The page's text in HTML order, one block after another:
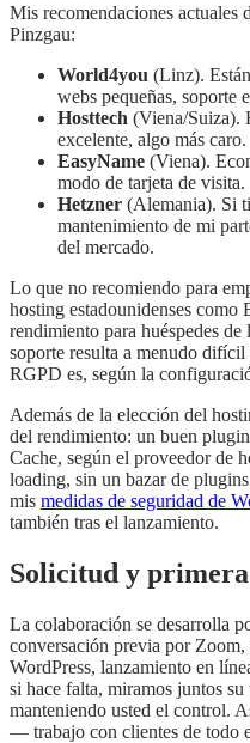
Mis recomendaciones actuales
Pinzgau:
World4you (Linz).
webs pequeñas, soporte
Hosttech (Viena/Suiza).
excelente, algo más caro.
EasyName (Viena).
modo de tarjeta de visita.
Hetzner (Alemania). Si
mantenimiento de mi
del mercado.
Lo que no recomiendo para
hosting estadounidenses
rendimiento para huéspedes
soporte resulta a menudo
RGPD es, según la
Además de la elección del
del rendimiento: un buen
Cache, según el proveedor de
loading, sin un bazar de
mis medidas de seguridad de
también tras el lanzamiento.
Solicitud y
La colaboración se desarrolla
conversación previa por
WordPress, lanzamiento en
si hace falta, miramos juntos
manteniendo usted el control.
— trabajo con clientes de todo